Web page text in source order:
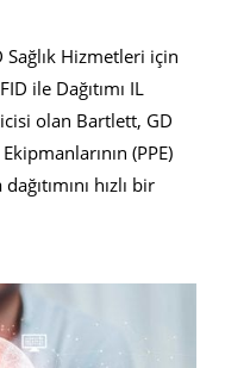
Sağlık Hizmetleri için
ile Dağıtımı IL
olan Bartlett, GD
(PPE)
hızlı bir